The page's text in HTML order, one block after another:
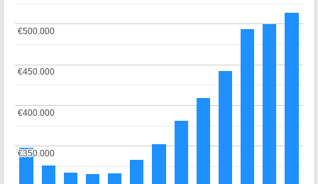
€350.000
€350.000
€400.000
€400.000
€450.000
€450.000
€500.000
€500.000